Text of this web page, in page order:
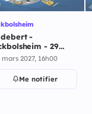
-
- 29
2027
mars 2027, 16h00
Me notifier